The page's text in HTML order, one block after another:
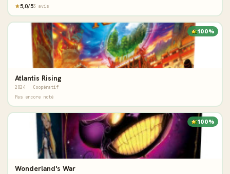
5,0/53 avis
100%
Atlantis Rising
2024 · Coopératif
Pas encore noté
100%
Wonderland's War